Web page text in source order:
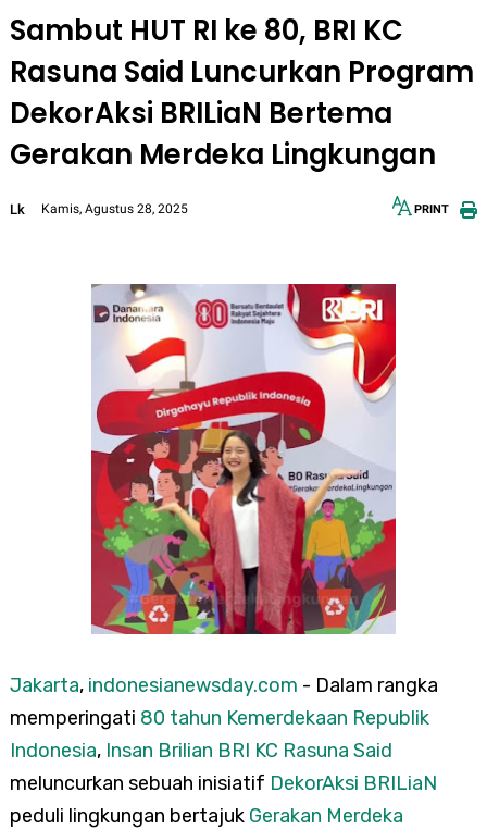
Sambut HUT RI ke 80, BRI KC
Rasuna Said Luncurkan Program
DekorAksi BRILiaN Bertema
Gerakan Merdeka Lingkungan
Lk Kamis, Agustus 28, 2025 PRINT
Jakarta, indonesianewsday.com - Dalam rangka
memperingati 80 tahun Kemerdekaan Republik
Indonesia, Insan Brilian BRI KC Rasuna Said
meluncurkan sebuah inisiatif DekorAksi BRILiaN
peduli lingkungan bertajuk Gerakan Merdeka